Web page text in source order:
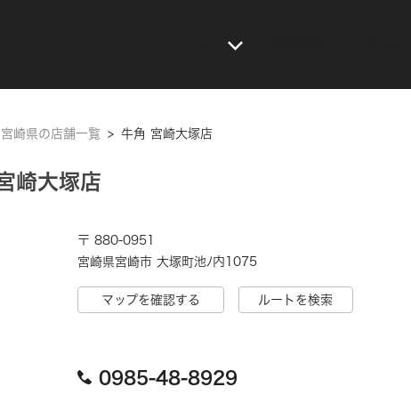
宮崎県の店舗一覧 > 牛角 宮崎大塚店
崎大塚店
〒 880-0951
宮崎県宮崎市 大塚町池ﾉ内1075
マップを確認する ルートを検索
0985-48-8929